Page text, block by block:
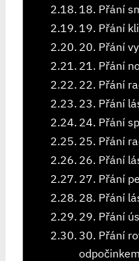
18. Přání
19. Přání
20. Přání
21. Přání
22. Přání
23. Přání
24. Přání
25. Přání
26. Přání
27. Přání
28. Přání
29. Přání
30. Přání
odpočinkem